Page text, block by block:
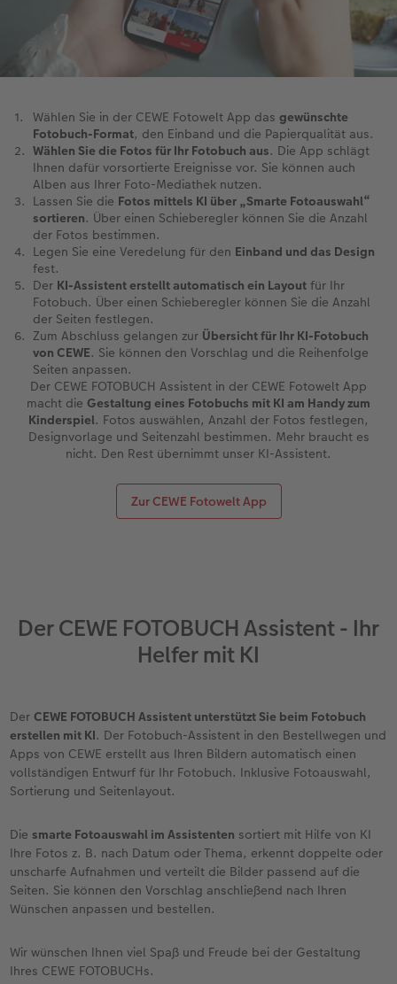
Wählen Sie in der CEWE Fotowelt App das gewünschte
Fotobuch-Format, den Einband und die Papierqualität aus.
Wählen Sie die Fotos für Ihr Fotobuch aus. Die App schlägt
Ihnen dafür vorsortierte Ereignisse vor. Sie können auch
Alben aus Ihrer Foto-Mediathek nutzen.
Lassen Sie die Fotos mittels KI über „Smarte Fotoauswahl“
sortieren. Über einen Schieberegler können Sie die Anzahl
der Fotos bestimmen.
Legen Sie eine Veredelung für den Einband und das Design
fest.
Der KI-Assistent erstellt automatisch ein Layout für Ihr
Fotobuch. Über einen Schieberegler können Sie die Anzahl
der Seiten festlegen.
Zum Abschluss gelangen zur Übersicht für Ihr KI-Fotobuch
von CEWE. Sie können den Vorschlag und die Reihenfolge
Seiten anpassen.
Der CEWE FOTOBUCH Assistent in der CEWE Fotowelt App
macht die Gestaltung eines Fotobuchs mit KI am Handy zum
Kinderspiel. Fotos auswählen, Anzahl der Fotos festlegen,
Designvorlage und Seitenzahl bestimmen. Mehr braucht es
nicht. Den Rest übernimmt unser KI-Assistent.
Zur CEWE Fotowelt App
Der CEWE FOTOBUCH Assistent - Ihr
Helfer mit KI
Der CEWE FOTOBUCH Assistent unterstützt Sie beim Fotobuch
erstellen mit KI. Der Fotobuch-Assistent in den Bestellwegen und
Apps von CEWE erstellt aus Ihren Bildern automatisch einen
vollständigen Entwurf für Ihr Fotobuch. Inklusive Fotoauswahl,
Sortierung und Seitenlayout.
Die smarte Fotoauswahl im Assistenten sortiert mit Hilfe von KI
Ihre Fotos z. B. nach Datum oder Thema, erkennt doppelte oder
unscharfe Aufnahmen und verteilt die Bilder passend auf die
Seiten. Sie können den Vorschlag anschließend nach Ihren
Wünschen anpassen und bestellen.
Wir wünschen Ihnen viel Spaß und Freude bei der Gestaltung
Ihres CEWE FOTOBUCHs.